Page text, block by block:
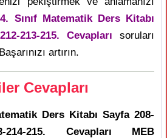
4. Sınıf Matematik Ders Kitabı
213-215. Cevapları soruları
artırın.
Cevapları
Ders Kitabı Sayfa 208-
214-215. Cevapları MEB